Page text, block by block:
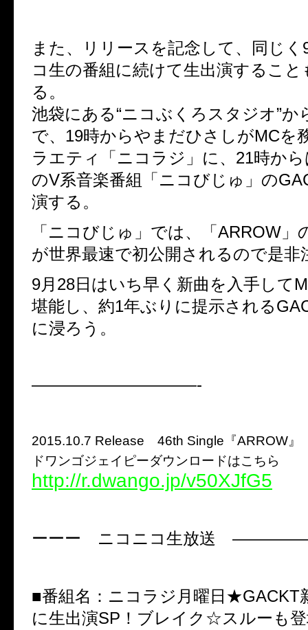
また、リリースを記念して、同じく
コ生の番組に続けて生出演するこ
る。
池袋にある“ニコぶくろスタジオ”か
で、19時からやまだひさしがMCを
ラエティ「ニコラジ」に、21時か
のV系音楽番組「ニコびじゅ」の
演する。
「ニコびじゅ」では、「ARROW」
が世界最速で初公開されるので是非
9月28日はいち早く新曲を入手して
堪能し、約1年ぶりに提示される
に浸ろう。
——————————-
2015.10.7 Release 46th Single『ARROW』
ドワンゴジェイピーダウンロードはこちら
http://r.dwango.jp/v50XJfG5
ーーー ニコニコ生放送
■番組名：ニコラジ月曜日★GACKT
に生出演SP！ブレイク☆スルーも